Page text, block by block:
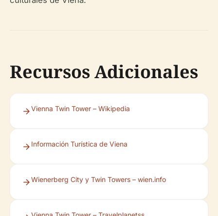
Recursos Adicionales
Vienna Twin Tower – Wikipedia
Información Turística de Viena
Wienerberg City y Twin Towers – wien.info